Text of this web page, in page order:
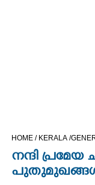
OPINION
HOME / KERALA /
നന്ദി പ്രമേയ